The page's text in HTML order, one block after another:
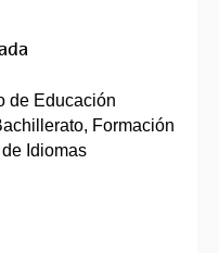
de Educación
Formación
Idiomas